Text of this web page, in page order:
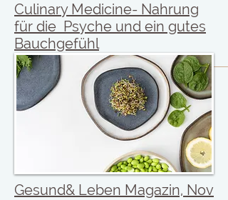
Culinary Medicine- Nahrung
für die Psyche und ein gutes
Bauchgefühl
Gesund& Leben Magazin, Nov